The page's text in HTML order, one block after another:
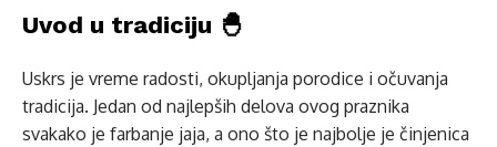
Uvod u tradiciju 🐣
Uskrs je vreme radosti, okupljanja porodice i očuvanja
tradicija. Jedan od najlepših delova ovog praznika
svakako je farbanje jaja, a ono što je najbolje je činjenica